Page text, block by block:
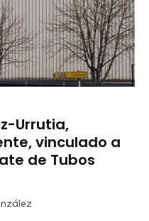
Urrutia,
vinculado a
de Tubos